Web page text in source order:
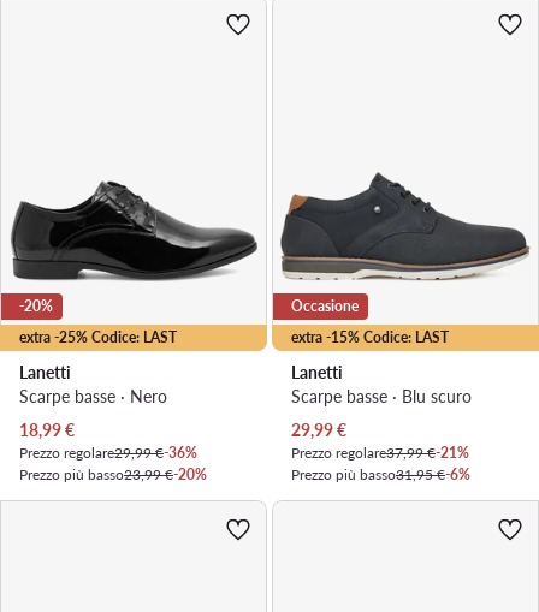
extra -25% Codice: LAST
-20%
Lanetti
Scarpe basse · Nero
Prezzo attuale
18,99€
Prezzo regolare29,99 €-36%
Prezzo più basso23,99 €-20%
extra -15% Codice: LAST
Occasione
Lanetti
Scarpe basse · Blu scuro
Prezzo attuale
29,99€
Prezzo regolare37,99 €-21%
Prezzo più basso31,95 €-6%